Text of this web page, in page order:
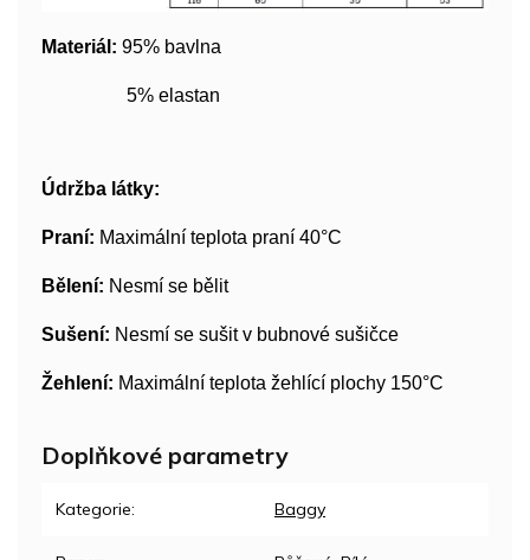
Materiál: 95% bavlna
5% elastan
Údržba látky:
Praní: Maximální teplota praní 40°C
Bělení: Nesmí se bělit
Sušení: Nesmí se sušit v bubnové sušičce
Žehlení: Maximální teplota žehlící plochy 150°C
Doplňkové parametry
Kategorie: Baggy